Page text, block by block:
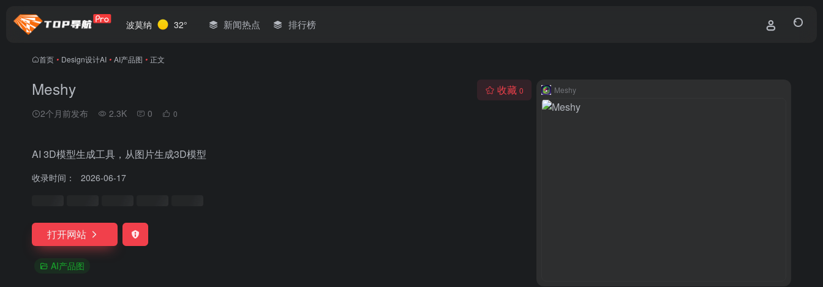
波莫纳 32° 新闻热点 排行榜
首页 • Design设计AI • AI产品图 • 正文
Meshy
2个月前发布 2.3K 0 0
收藏 0
AI 3D模型生成工具，从图片生成3D模型
收录时间： 2026-06-17
打开网站
AI产品图
Meshy